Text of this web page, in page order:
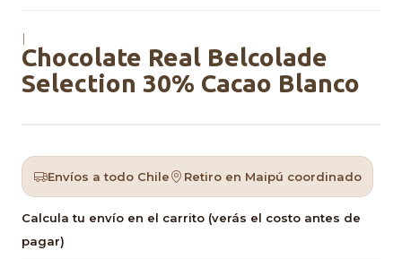
|
Chocolate Real Belcolade
Selection 30% Cacao Blanco
Envíos a todo Chile Retiro en Maipú coordinado
Calcula tu envío en el carrito (verás el costo antes de
pagar)